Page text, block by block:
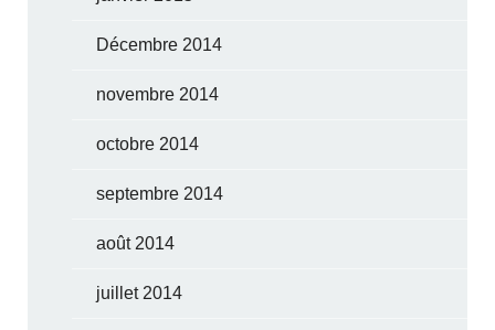
Décembre 2014
novembre 2014
octobre 2014
septembre 2014
août 2014
juillet 2014